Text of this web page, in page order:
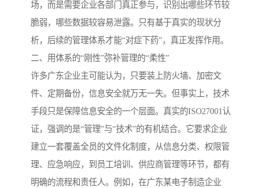
场，而是需要企业各部门真正参与，识别出哪些环节较
脆弱，哪些数据较容易泄露。只有基于真实的现状分
析，后续的管理体系才能“对症下药”，真正发挥作用。
二、用体系的“刚性”弥补管理的“柔性”
许多广东企业主可能认为，只要装上防火墙、加密文
件、定期备份，信息安全就万无一失。但事实上，技术
手段只是保障信息安全的一个层面。真实的ISO27001认
证，强调的是“管理”与“技术”的有机结合。它要求企业
建立一套覆盖全员的文件化制度，从信息分类、权限管
理、应急响应，到员工培训、供应商管理等环节，都有
明确的流程和责任人。例如，在广东某电子制造企业